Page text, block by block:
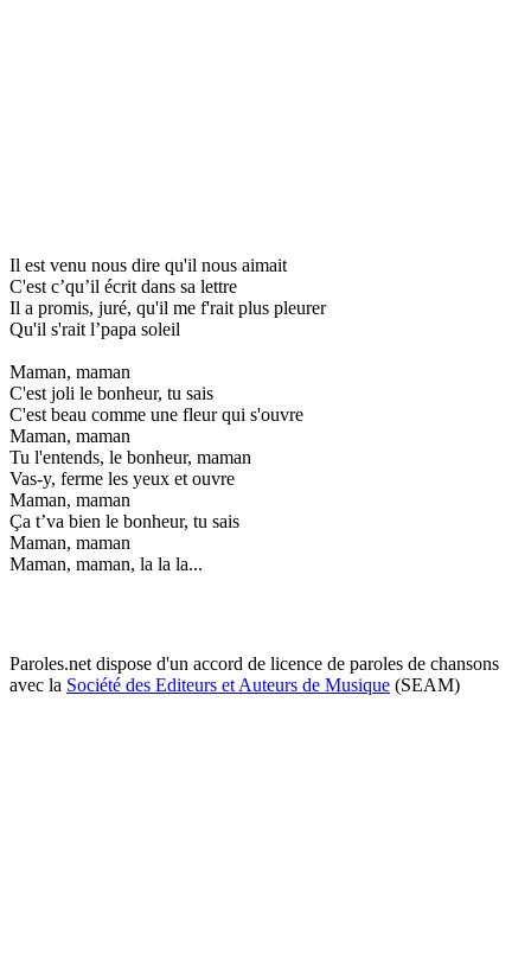
Il est venu nous dire qu'il nous aimait
C'est c’qu’il écrit dans sa lettre
Il a promis, juré, qu'il me f'rait plus pleurer
Qu'il s'rait l’papa soleil
Maman, maman
C'est joli le bonheur, tu sais
C'est beau comme une fleur qui s'ouvre
Maman, maman
Tu l'entends, le bonheur, maman
Vas-y, ferme les yeux et ouvre
Maman, maman
Ça t’va bien le bonheur, tu sais
Maman, maman
Maman, maman, la la la...
Paroles.net dispose d'un accord de licence de paroles de chansons
avec la Société des Editeurs et Auteurs de Musique (SEAM)